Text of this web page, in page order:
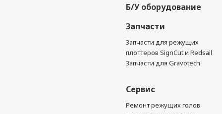
Б/У оборудование
Запчасти
Запчасти для режущих
плоттеров SignCut и Redsail
Запчасти для Gravotech
Сервис
Ремонт режущих голов